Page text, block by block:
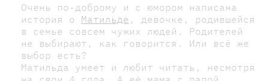
Очень по-доброму и с юмором написана
история о Матильде , девочке, родившейся
в семье совсем чужих людей. Родителей
не выбирают, как говорится. Или всё же
выбор есть?
Матильда умеет и любит читать, несмотря